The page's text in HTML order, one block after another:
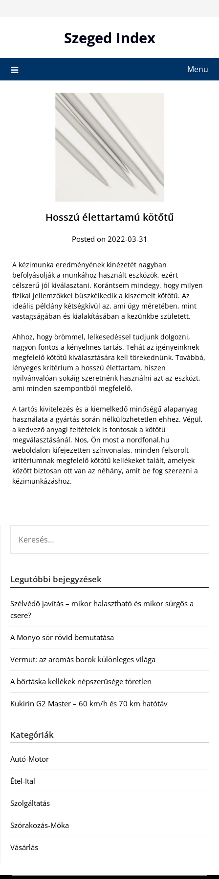
Szeged Index
Menu
Hosszú élettartamú kötőtű
Posted on 2022-03-31
A kézimunka eredményének kinézetét nagyban
befolyásolják a munkához használt eszközök, ezért
célszerű jól kiválasztani. Korántsem mindegy, hogy milyen
fizikai jellemzőkkel büszkélkedik a kiszemelt kötőtű. Az
ideális példány kétségkívül az, ami úgy méretében, mint
vastagságában és kialakításában a kezünkbe született.
Ahhoz, hogy örömmel, lelkesedéssel tudjunk dolgozni,
nagyon fontos a kényelmes tartás. Tehát az igényeinknek
megfelelő kötőtű kiválasztására kell törekednünk. Továbbá,
lényeges kritérium a hosszú élettartam, hiszen
nyilvánvalóan sokáig szeretnénk használni azt az eszközt,
ami minden szempontból megfelelő.
A tartós kivitelezés és a kiemelkedő minőségű alapanyag
használata a gyártás során nélkülözhetetlen ehhez. Végül,
a kedvező anyagi feltételek is fontosak a kötőtű
megválasztásánál. Nos, Ön most a nordfonal.hu
weboldalon kifejezetten színvonalas, minden felsorolt
kritériumnak megfelelő kötőtű kellékeket talált, amelyek
között biztosan ott van az néhány, amit be fog szerezni a
kézimunkázáshoz.
Legutóbbi bejegyzések
Szélvédő javítás – mikor halasztható és mikor sürgős a
csere?
A Monyo sör rövid bemutatása
Vermut: az aromás borok különleges világa
A bőrtáska kellékek népszerűsége töretlen
Kukirin G2 Master – 60 km/h és 70 km hatótáv
Kategóriák
Autó-Motor
Étel-Ital
Szolgáltatás
Szórakozás-Móka
Vásárlás